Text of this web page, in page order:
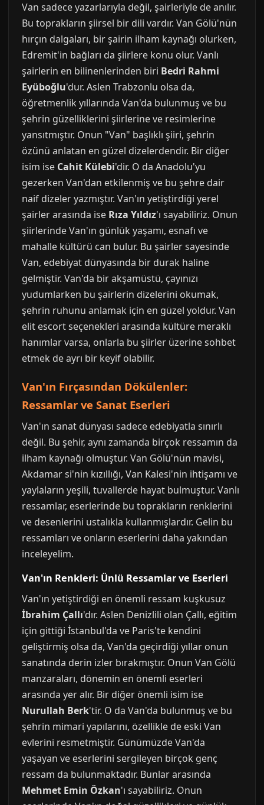
Van sadece yazarlarıyla değil, şairleriyle de anılır.
Bu toprakların şiirsel bir dili vardır. Van Gölü'nün
hırçın dalgaları, bir şairin ilham kaynağı olurken,
Edremit'in bağları da şiirlere konu olur. Vanlı
şairlerin en bilinenlerinden biri Bedri Rahmi
Eyüboğlu'dur. Aslen Trabzonlu olsa da,
öğretmenlik yıllarında Van'da bulunmuş ve bu
şehrin güzelliklerini şiirlerine ve resimlerine
yansıtmıştır. Onun "Van" başlıklı şiiri, şehrin
özünü anlatan en güzel dizelerdendir. Bir diğer
isim ise Cahit Külebi'dir. O da Anadolu'yu
gezerken Van'dan etkilenmiş ve bu şehre dair
naif dizeler yazmıştır. Van'ın yetiştirdiği yerel
şairler arasında ise Rıza Yıldız'ı sayabiliriz. Onun
şiirlerinde Van'ın günlük yaşamı, esnafı ve
mahalle kültürü can bulur. Bu şairler sayesinde
Van, edebiyat dünyasında bir durak haline
gelmiştir. Van'da bir akşamüstü, çayınızı
yudumlarken bu şairlerin dizelerini okumak,
şehrin ruhunu anlamak için en güzel yoldur. Van
elit escort seçenekleri arasında kültüre meraklı
hanımlar varsa, onlarla bu şiirler üzerine sohbet
etmek de ayrı bir keyif olabilir.
Van'ın Fırçasından Dökülenler:
Ressamlar ve Sanat Eserleri
Van'ın sanat dünyası sadece edebiyatla sınırlı
değil. Bu şehir, aynı zamanda birçok ressamın da
ilham kaynağı olmuştur. Van Gölü'nün mavisi,
Akdamar si'nin kızıllığı, Van Kalesi'nin ihtişamı ve
yaylaların yeşili, tuvallerde hayat bulmuştur. Vanlı
ressamlar, eserlerinde bu toprakların renklerini
ve desenlerini ustalıkla kullanmışlardır. Gelin bu
ressamları ve onların eserlerini daha yakından
inceleyelim.
Van'ın Renkleri: Ünlü Ressamlar ve Eserleri
Van'ın yetiştirdiği en önemli ressam kuşkusuz
İbrahim Çallı'dır. Aslen Denizlili olan Çallı, eğitim
için gittiği İstanbul'da ve Paris'te kendini
geliştirmiş olsa da, Van'da geçirdiği yıllar onun
sanatında derin izler bırakmıştır. Onun Van Gölü
manzaraları, dönemin en önemli eserleri
arasında yer alır. Bir diğer önemli isim ise
Nurullah Berk'tir. O da Van'da bulunmuş ve bu
şehrin mimari yapılarını, özellikle de eski Van
evlerini resmetmiştir. Günümüzde Van'da
yaşayan ve eserlerini sergileyen birçok genç
ressam da bulunmaktadır. Bunlar arasında
Mehmet Emin Özkan'ı sayabiliriz. Onun